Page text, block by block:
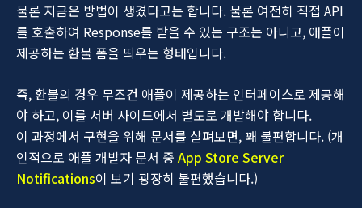
물론 지금은 방법이 생겼다고는 합니다. 물론 여전히 직접 API
를 호출하여 Response를 받을 수 있는 구조는 아니고, 애플이
제공하는 환불 폼을 띄우는 형태입니다.
즉, 환불의 경우 무조건 애플이 제공하는 인터페이스로 제공해
야 하고, 이를 서버 사이드에서 별도로 개발해야 합니다.
이 과정에서 구현을 위해 문서를 살펴보면, 꽤 불편합니다. (개
인적으로 애플 개발자 문서 중 App Store Server
Notifications이 보기 굉장히 불편했습니다.)